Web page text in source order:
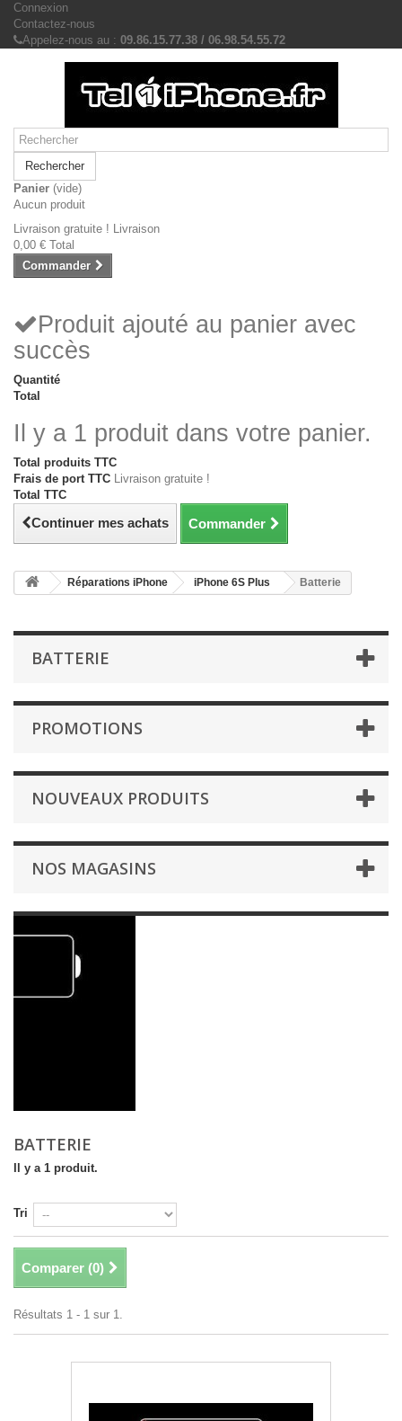
Connexion
Contactez-nous
Appelez-nous au : 09.86.15.77.38 / 06.98.54.55.72
Rechercher
Panier (vide)
Aucun produit
Livraison gratuite ! Livraison
0,00 € Total
Commander
Produit ajouté au panier avec
succès
Quantité
Total
Il y a 1 produit dans votre panier.
Total produits TTC
Frais de port TTC Livraison gratuite !
Total TTC
Continuer mes achats Commander
Réparations iPhone iPhone 6S Plus Batterie
BATTERIE
PROMOTIONS
NOUVEAUX PRODUITS
NOS MAGASINS
BATTERIE
Il y a 1 produit.
Tri
Comparer (0)
Résultats 1 - 1 sur 1.